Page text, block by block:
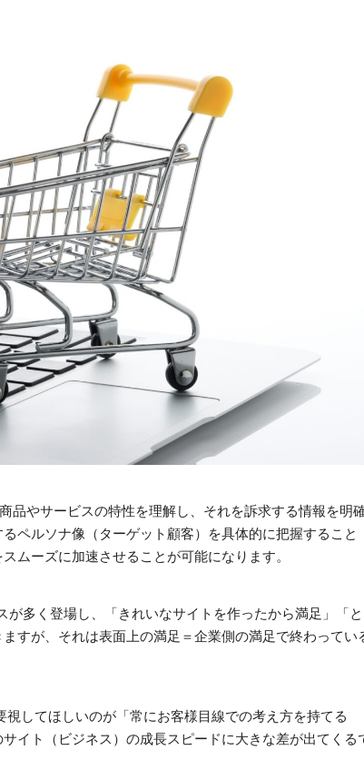
品やサービスの特性を理解し、それを訴求する情報を明
ペルソナ像（ターゲット顧客）を具体的に把握すること
ムーズに加速させることが可能になります。
多く登場し、「きれいなサイトを作ったから満足」「と
すが、それは表面上の満足＝企業側の満足で終わってい
してほしいのが「常にお客様目線での考え方を持てる
イト（ビジネス）の成長スピードに大きな差が出てくる